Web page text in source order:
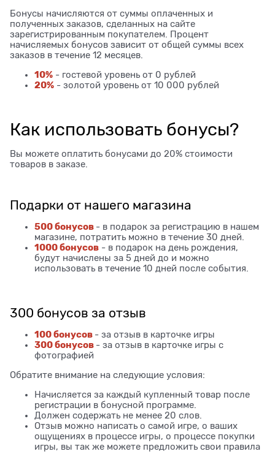
Бонусы начисляются от суммы оплаченных и
полученных заказов, сделанных на сайте
зарегистрированным покупателем. Процент
начисляемых бонусов зависит от общей суммы всех
заказов в течение 12 месяцев.
10% - гостевой уровень от 0 рублей
20% - золотой уровень от 10 000 рублей
Как использовать бонусы?
Вы можете оплатить бонусами до 20% стоимости
товаров в заказе.
Подарки от нашего магазина
500 бонусов - в подарок за регистрацию в нашем
магазине, потратить можно в течение 30 дней.
1000 бонусов - в подарок на день рождения,
будут начислены за 5 дней до и можно
использовать в течение 10 дней после события.
300 бонусов за отзыв
100 бонусов - за отзыв в карточке игры
300 бонусов - за отзыв в карточке игры с
фотографией
Обратите внимание на следующие условия:
Начисляется за каждый купленный товар после
регистрации в бонусной программе.
Должен содержать не менее 20 слов.
Отзыв можно написать о самой игре, о ваших
ощущениях в процессе игры, о процессе покупки
игры, вы так же можете предложить свои правила